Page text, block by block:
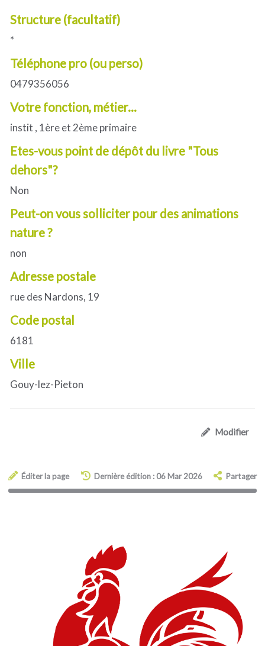
Structure (facultatif)
*
Téléphone pro (ou perso)
0479356056
Votre fonction, métier...
instit , 1ère et 2ème primaire
Etes-vous point de dépôt du livre "Tous
dehors"?
Non
Peut-on vous solliciter pour des animations
nature ?
non
Adresse postale
rue des Nardons, 19
Code postal
6181
Ville
Gouy-lez-Pieton
Modifier
Éditer la page Dernière édition : 06 Mar 2026 Partager